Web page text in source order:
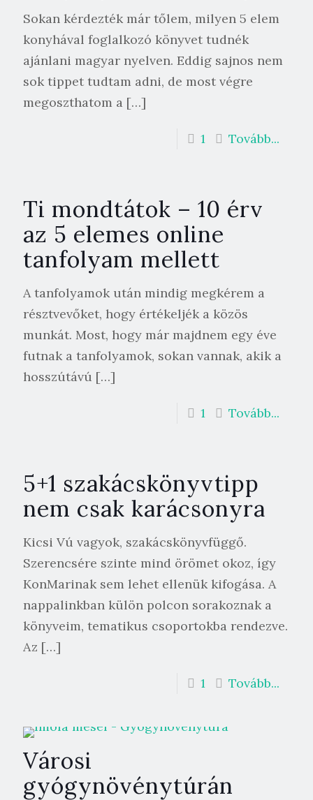
Sokan kérdezték már tőlem, milyen 5 elem
konyhával foglalkozó könyvet tudnék
ajánlani magyar nyelven. Eddig sajnos nem
sok tippet tudtam adni, de most végre
megoszthatom a […]
1 Tovább...
Ti mondtátok – 10 érv
az 5 elemes online
tanfolyam mellett
A tanfolyamok után mindig megkérem a
résztvevőket, hogy értékeljék a közös
munkát. Most, hogy már majdnem egy éve
futnak a tanfolyamok, sokan vannak, akik a
hosszútávú […]
1 Tovább...
5+1 szakácskönyvtipp
nem csak karácsonyra
Kicsi Vú vagyok, szakácskönyvfüggő.
Szerencsére szinte mind örömet okoz, így
KonMarinak sem lehet ellenük kifogása. A
nappalinkban külön polcon sorakoznak a
könyveim, tematikus csoportokba rendezve.
Az […]
1 Tovább...
Városi
gyógynövénytúrán